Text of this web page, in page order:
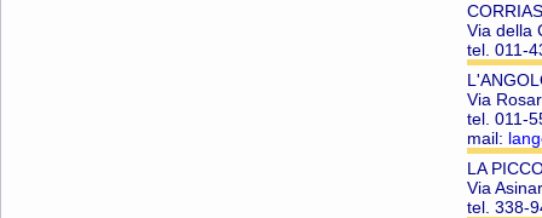
Via della
tel. 011-
Via
tel. 011-
mail:
LA
Via
tel. 338-